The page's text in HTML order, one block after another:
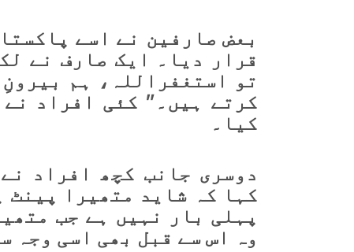
بعض صارفین نے اسے
قرار دیا۔ ایک صارف نے
تو استغفراللہ، ہم
کرتے ہیں۔” کئی افراد
کیا۔
دوسری جانب کچھ افراد
کہا کہ شاید متھیرا پینٹ
پہلی بار نہیں ہے جب
وہ اس سے قبل بھی اسی وجہ